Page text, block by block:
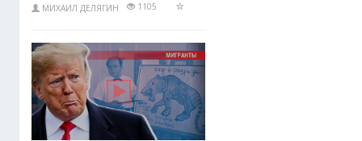
МИХАИЛ ДЕЛЯГИН 1105